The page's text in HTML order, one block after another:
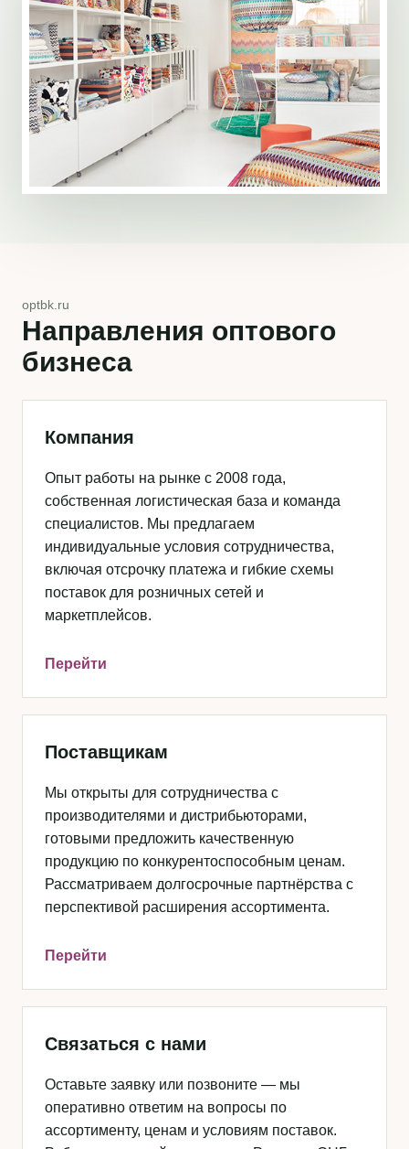
optbk.ru
Направления оптового
бизнеса
Компания
Опыт работы на рынке с 2008 года,
собственная логистическая база и команда
специалистов. Мы предлагаем
индивидуальные условия сотрудничества,
включая отсрочку платежа и гибкие схемы
поставок для розничных сетей и
маркетплейсов.
Перейти
Поставщикам
Мы открыты для сотрудничества с
производителями и дистрибьюторами,
готовыми предложить качественную
продукцию по конкурентоспособным ценам.
Рассматриваем долгосрочные партнёрства с
перспективой расширения ассортимента.
Перейти
Связаться с нами
Оставьте заявку или позвоните — мы
оперативно ответим на вопросы по
ассортименту, ценам и условиям поставок.